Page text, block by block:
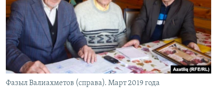
Фазыл Валиахметов (справа). Март 2019 года